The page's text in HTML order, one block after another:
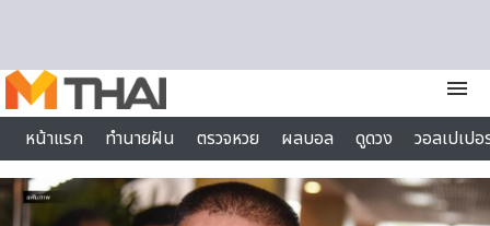
menu
หน้าแรก
ทำนายฝัน ตรวจหวย ผลบอล ดูดวง
วอลเปเป
ไลฟ์สไตล์